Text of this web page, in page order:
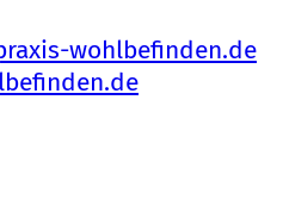
wohlbefinden.de